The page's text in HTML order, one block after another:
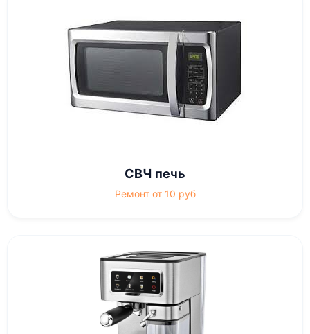
СВЧ печь
Ремонт от 10 руб